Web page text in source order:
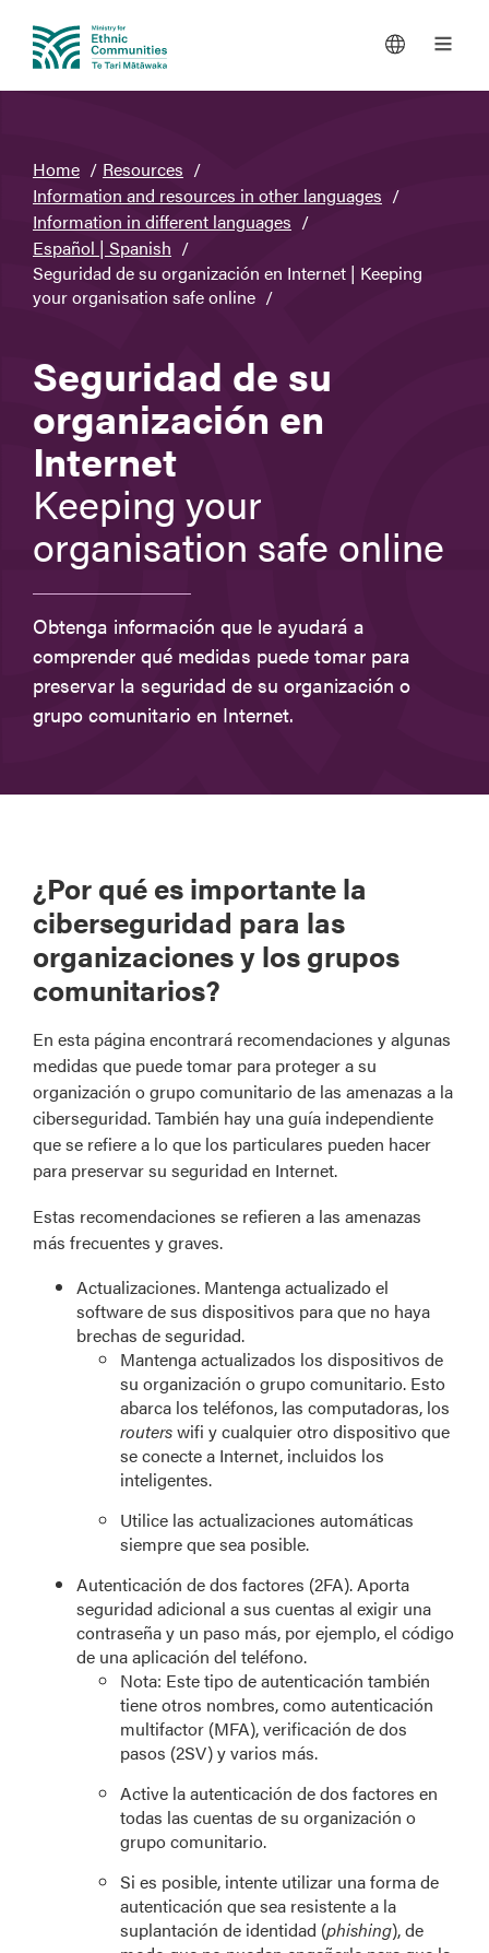
You
are
here
Home
Resources
Information and resources in other languages
Information in different languages
Español | Spanish
Seguridad de su organización en Internet | Keeping
your organisation safe online
Seguridad de su
organización en
Internet
Keeping your
organisation safe online
Obtenga información que le ayudará a
comprender qué medidas puede tomar para
preservar la seguridad de su organización o
grupo comunitario en Internet.
¿Por qué es importante la
ciberseguridad para las
organizaciones y los grupos
comunitarios?
En esta página encontrará recomendaciones y algunas
medidas que puede tomar para proteger a su
organización o grupo comunitario de las amenazas a la
ciberseguridad. También hay una guía independiente
que se refiere a lo que los particulares pueden hacer
para preservar su seguridad en Internet.
Estas recomendaciones se refieren a las amenazas
más frecuentes y graves.
Actualizaciones. Mantenga actualizado el
software de sus dispositivos para que no haya
brechas de seguridad.
Mantenga actualizados los dispositivos de
su organización o grupo comunitario. Esto
abarca los teléfonos, las computadoras, los
routerswifi y cualquier otro dispositivo que
se conecte a Internet, incluidos los
inteligentes.
Utilice las actualizaciones automáticas
siempre que sea posible.
Autenticación de dos factores (2FA). Aporta
seguridad adicional a sus cuentas al exigir una
contraseña y un paso más, por ejemplo, el código
de una aplicación del teléfono.
Nota: Este tipo de autenticación también
tiene otros nombres, como autenticación
multifactor (MFA), verificación de dos
pasos (2SV) y varios más.
Active la autenticación de dos factores en
todas las cuentas de su organización o
grupo comunitario.
Si es posible, intente utilizar una forma de
autenticación que sea resistente a la
suplantación de identidad (phishing), de